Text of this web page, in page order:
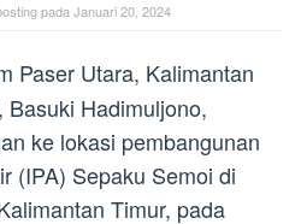
pada Januari 20, 2024
Paser Utara, Kalimantan
Hadimuljono,
ke lokasi pembangunan
(IPA) Sepaku Semoi di
Timur, pada